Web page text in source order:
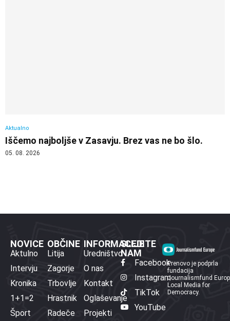
Aktualno
Iščemo najboljše v Zasavju. Brez vas ne bo šlo.
05. 08. 2026
NOVICE
Aktulno
Intervju
Kronika
1+1=2
Šport
OBČINE
Litija
Zagorje
Trbovlje
Hrastnik
Radeče
INFORMACIJE
Uredništvo
O nas
Kontakt
Oglaševanje
Projekti
SLEDITE
NAM
Facebook
Instagram
TikTok
YouTube
Prenovo je podprla
fundacija
Journalismfund
Local Media for
Democracy.